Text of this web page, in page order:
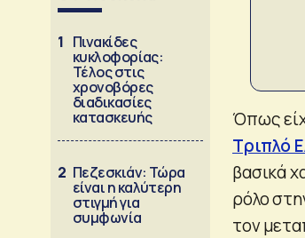
1 Πινακίδες
κυκλοφορίας:
Τέλος στις
χρονοβόρες
διαδικασίες
κατασκευής
2 Πεζεσκιάν: Τώρα
είναι η καλύτερη
στιγμή για
συμφωνία
Όπως
Τριπλό
βασικά
ρόλο
τον